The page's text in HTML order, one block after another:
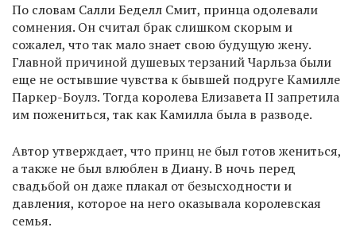
По словам Салли Беделл Смит, принца одолевали
сомнения. Он считал брак слишком скорым и
сожалел, что так мало знает свою будущую жену.
Главной причиной душевых терзаний Чарльза были
еще не остывшие чувства к бывшей подруге Камилле
Паркер-Боулз. Тогда королева Елизавета II запретила
им пожениться, так как Камилла была в разводе.
Автор утверждает, что принц не был готов жениться,
а также не был влюблен в Диану. В ночь перед
свадьбой он даже плакал от безысходности и
давления, которое на него оказывала королевская
семья.